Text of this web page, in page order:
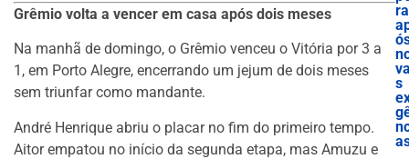
Grêmio volta a vencer em casa após dois meses
Na manhã de domingo, o Grêmio venceu o Vitória por 3 a
1, em Porto Alegre, encerrando um jejum de dois meses
sem triunfar como mandante.
André Henrique abriu o placar no fim do primeiro tempo.
Aitor empatou no início da segunda etapa, mas Amuzu e
s